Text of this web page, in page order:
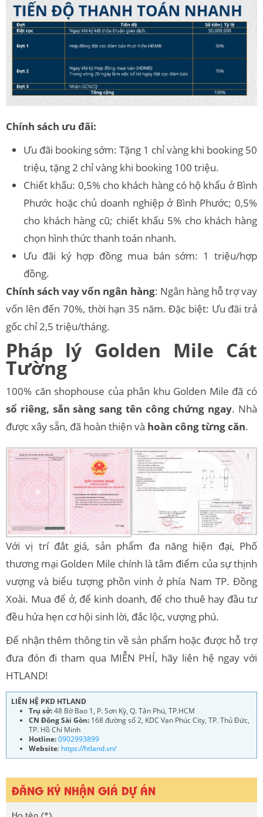
Chính sách ưu đãi:
Ưu đãi booking sớm: Tặng 1 chỉ vàng khi booking 50
triệu, tặng 2 chỉ vàng khi booking 100 triệu.
Chiết khấu: 0,5% cho khách hàng có hộ khẩu ở Bình
Phước hoặc chủ doanh nghiệp ở Bình Phước; 0,5%
cho khách hàng cũ; chiết khấu 5% cho khách hàng
chọn hình thức thanh toán nhanh.
Ưu đãi ký hợp đồng mua bán sớm: 1 triệu/hợp
đồng.
Chính sách vay vốn ngân hàng: Ngân hàng hỗ trợ vay
vốn lên đến 70%, thời hạn 35 năm. Đặc biệt: Ưu đãi trả
gốc chỉ 2,5 triệu/tháng.
Pháp lý Golden Mile Cát
Tường
100% căn shophouse của phân khu Golden Mile đã có
sổ riêng, sẵn sàng sang tên công chứng ngay. Nhà
được xây sẵn, đã hoàn thiện và hoàn công từng căn.
Với vị trí đắt giá, sản phẩm đa năng hiện đại, Phố
thương mại Golden Mile chính là tâm điểm của sự thịnh
vượng và biểu tượng phồn vinh ở phía Nam TP. Đồng
Xoài. Mua để ở, để kinh doanh, để cho thuê hay đầu tư
đều hứa hẹn cơ hội sinh lời, đắc lộc, vượng phú.
Để nhận thêm thông tin về sản phẩm hoặc được hỗ trợ
đưa đón đi tham qua MIỄN PHÍ, hãy liên hệ ngay với
HTLAND!
LIÊN HỆ PKD HTLAND
Trụ sở:48 Bờ Bao 1, P. Sơn Kỳ, Q. Tân Phú, TP.HCM
CN Đông Sài Gòn: 168 đường số 2, KDC Vạn Phúc City, TP. Thủ Đức,
TP. Hồ Chí Minh
Hotline:0902993899
Website: https://htland.vn/
ĐĂNG KÝ NHẬN GIÁ DỰ ÁN
Họ tên (*)